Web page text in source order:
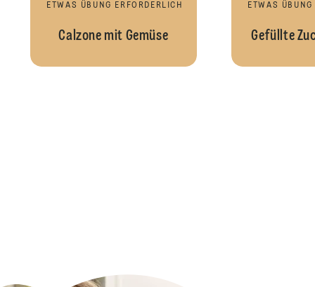
ETWAS ÜBUNG ERFORDERLICH
Calzone mit Gemüse
ETWAS
Gefüllte